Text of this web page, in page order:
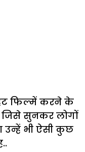
फिल्में करने के
जिसे सुनकर लोगों
उन्हें भी ऐसी कुछ